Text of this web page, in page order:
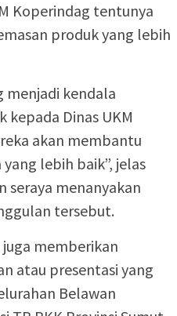
Koperindag tentunya
produk yang lebih
menjadi kendala
Dinas UKM
akan membantu
lebih baik”, jelas
seraya menanyakan
tersebut.
memberikan
atau presentasi yang
Belawan